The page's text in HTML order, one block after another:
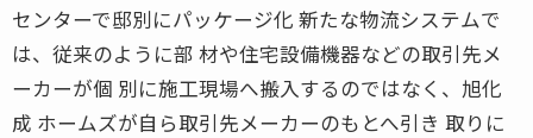
センターで邸別にパッケージ化 新たな物流システムで
は、従来のように部 材や住宅設備機器などの取引先メ
ーカーが個 別に施工現場へ搬入するのではなく、旭化
成 ホームズが自ら取引先メーカーのもとへ引き 取りに